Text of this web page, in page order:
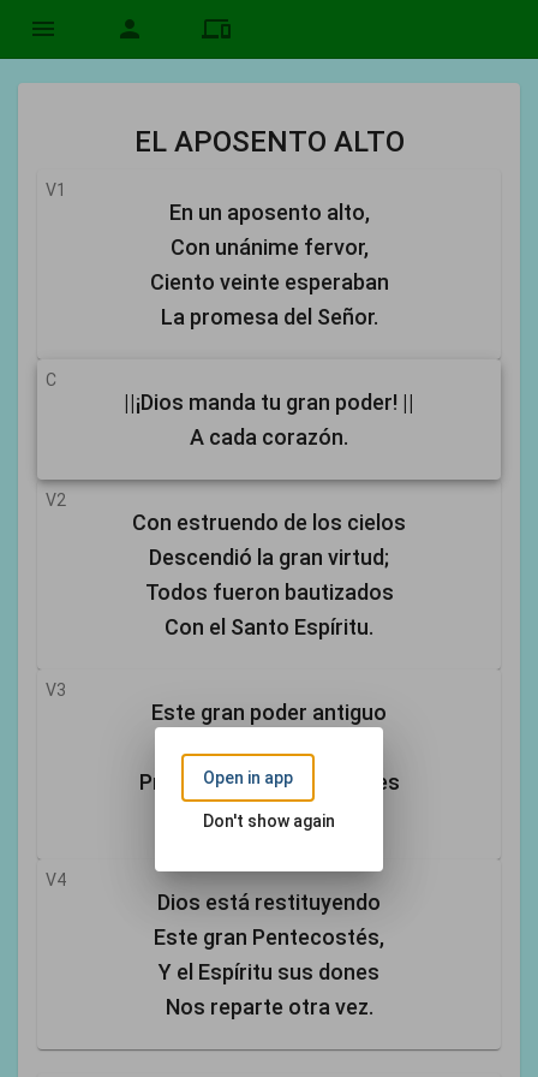
menu person devices
EL APOSENTO ALTO
V1
En un aposento alto,
Con unánime fervor,
Ciento veinte esperaban
La promesa del Señor.
C
||¡Dios manda tu gran poder! ||
A cada corazón.
V2
Con estruendo de los cielos
Descendió la gran virtud;
Todos fueron bautizados
Con el Santo Espíritu.
V3
Este gran poder antiguo
Prometido a los creyentes
De humilde corazón.
V4
Dios está restituyendo
Este gran Pentecostés,
Y el Espíritu sus dones
Nos reparte otra vez.
Open in app
Don't show again